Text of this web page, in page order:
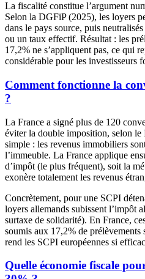
La fiscalité constitue l’argument
Selon la DGFiP (2025), les loyers
dans le pays source, puis
ou un taux effectif. Résultat : les
17,2% ne s’appliquent pas, ce qui
considérable pour les investisseurs
Comment fonctionne la
?
La France a signé plus de 120
éviter la double imposition, selon
simple : les revenus immobiliers
l’immeuble. La France applique
d’impôt (le plus fréquent), soit la
exonère totalement les revenus
Concrètement, pour une SCPI
loyers allemands subissent l’impôt
surtaxe de solidarité). En France,
soumis aux 17,2% de
rend les SCPI européennes si
Quelle économie fiscale